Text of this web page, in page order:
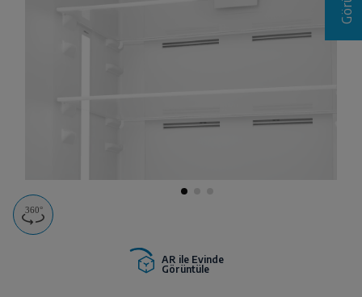
AR ile Evinde
Görüntüle